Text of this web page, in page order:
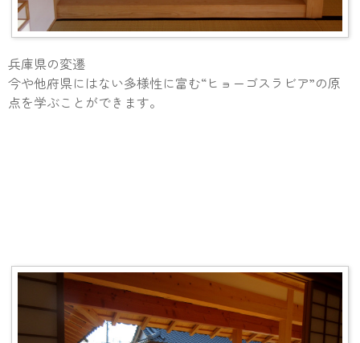
兵庫県の変遷
今や他府県にはない多様性に富む“ヒョーゴスラビア”の原
点を学ぶことができます。